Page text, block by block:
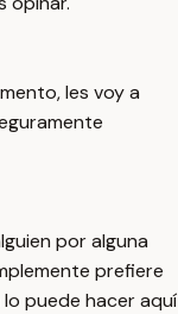
les voy a
por alguna
prefiere
puede hacer aquí